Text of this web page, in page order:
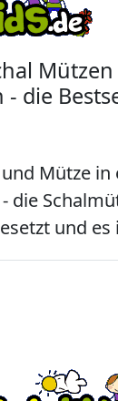
- die
Mütze
die
und es